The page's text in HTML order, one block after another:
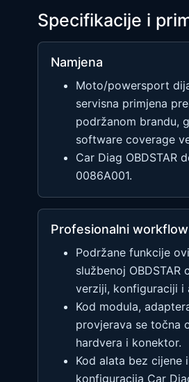
Specifikacije i
Namjena
Moto/powersport
servisna primjena
podržanom brandu,
software coverage
Car Diag OBDSTAR
0086A001.
Profesionalni workflow
Podržane funkcije
službenoj OBDSTAR
verziji, konfiguraciji i
Kod modula,
provjerava se točna
hardvera i konektor.
Kod alata bez cijene
konfiguracija Car